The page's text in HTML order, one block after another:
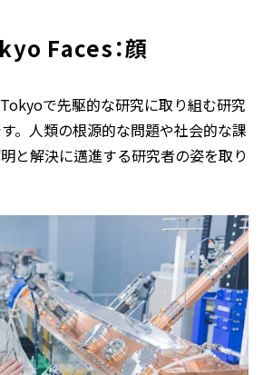
Faces：顔
で先駆的な研究に取り組む研究
。人類の根源的な問題や社会的な課
と解決に邁進する研究者の姿を取り